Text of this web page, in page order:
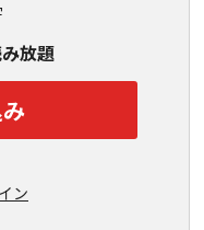
放題
ン